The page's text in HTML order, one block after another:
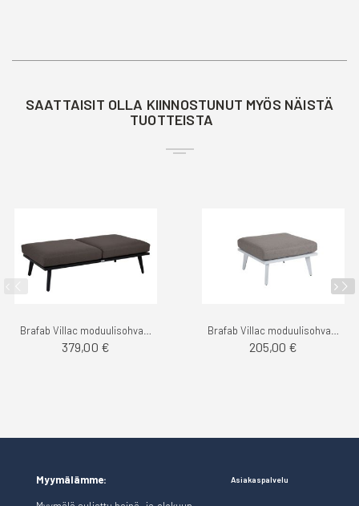
SAATTAISIT OLLA KIINNOSTUNUT MYÖS NÄISTÄ
TUOTTEISTA
379,00 € 205,00 €
Myymälämme: Asiakaspalvelu